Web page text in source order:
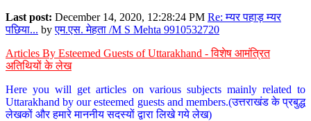
Last post: December 14, 2020, 12:28:24 PM Re: म्यर पहाड़ म्यर
पछिया... byएम.एस. मेहता /M S Mehta 9910532720
Articles By Esteemed Guests of Uttarakhand - विशेष आमंत्रित
अतिथियों के लेख
Here you will get articles on various subjects mainly related to
Uttarakhand by our esteemed guests and members.(उत्तराखंड के प्रबुद्ध
लेखकों और हमारे माननीय सदस्यों द्वारा लिखे गये लेख)